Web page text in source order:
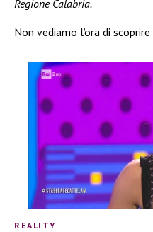
Regione Calabria.
Non vediamo l’ora di
REALITY